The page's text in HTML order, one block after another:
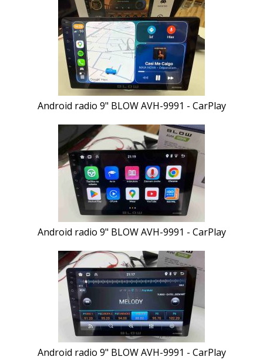
Android radio 9" BLOW AVH-9991 - CarPlay
Android radio 9" BLOW AVH-9991 - CarPlay
Android radio 9" BLOW AVH-9991 - CarPlay